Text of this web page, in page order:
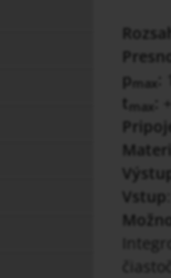
p
max
t
max
Vstup